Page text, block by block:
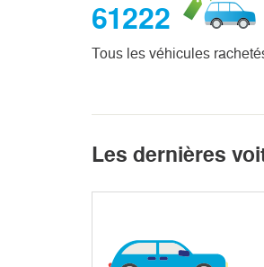
61222
Tous les véhicules
Les dernières